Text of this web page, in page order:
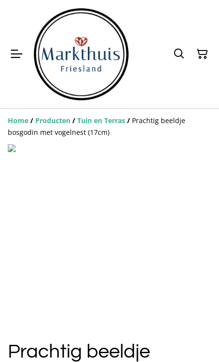
Home / Producten / Tuin en Terras / Prachtig beeldje
bosgodin met vogelnest (17cm)
Prachtig beeldje